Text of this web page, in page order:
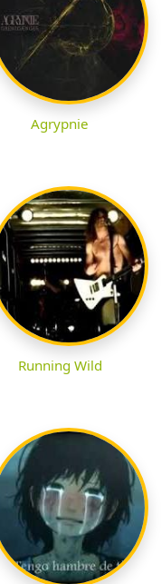
Agrypnie
Running Wild